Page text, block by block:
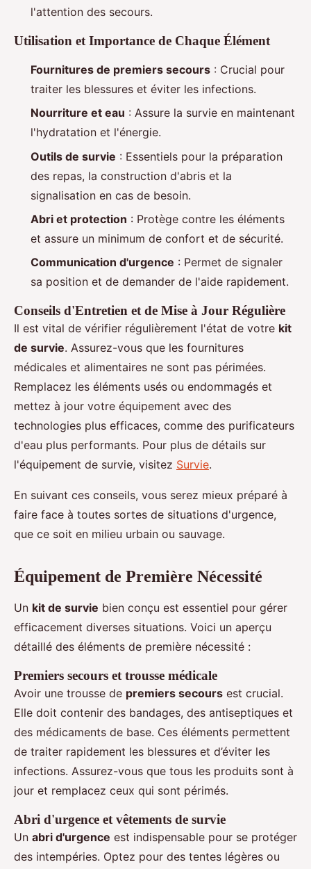
l'attention des secours.
Utilisation et Importance de Chaque Élément
Fournitures de premiers secours : Crucial pour
traiter les blessures et éviter les infections.
Nourriture et eau : Assure la survie en maintenant
l'hydratation et l'énergie.
Outils de survie : Essentiels pour la préparation
des repas, la construction d'abris et la
signalisation en cas de besoin.
Abri et protection : Protège contre les éléments
et assure un minimum de confort et de sécurité.
Communication d'urgence : Permet de signaler
sa position et de demander de l'aide rapidement.
Conseils d'Entretien et de Mise à Jour Régulière
Il est vital de vérifier régulièrement l'état de votre kit
de survie. Assurez-vous que les fournitures
médicales et alimentaires ne sont pas périmées.
Remplacez les éléments usés ou endommagés et
mettez à jour votre équipement avec des
technologies plus efficaces, comme des purificateurs
d'eau plus performants. Pour plus de détails sur
l'équipement de survie, visitez Survie.
En suivant ces conseils, vous serez mieux préparé à
faire face à toutes sortes de situations d'urgence,
que ce soit en milieu urbain ou sauvage.
Équipement de Première Nécessité
Un kit de survie bien conçu est essentiel pour gérer
efficacement diverses situations. Voici un aperçu
détaillé des éléments de première nécessité :
Premiers secours et trousse médicale
Avoir une trousse de premiers secours est crucial.
Elle doit contenir des bandages, des antiseptiques et
des médicaments de base. Ces éléments permettent
de traiter rapidement les blessures et d’éviter les
infections. Assurez-vous que tous les produits sont à
jour et remplacez ceux qui sont périmés.
Abri d'urgence et vêtements de survie
Un abri d'urgence est indispensable pour se protéger
des intempéries. Optez pour des tentes légères ou